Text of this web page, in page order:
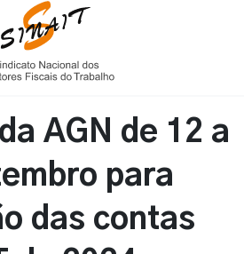
AGN de 12 a
para
das contas